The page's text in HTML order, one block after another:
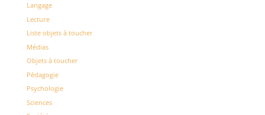
Langage
Lecture
Liste objets à toucher
Médias
Objets à toucher
Pédagogie
Psychologie
Sciences